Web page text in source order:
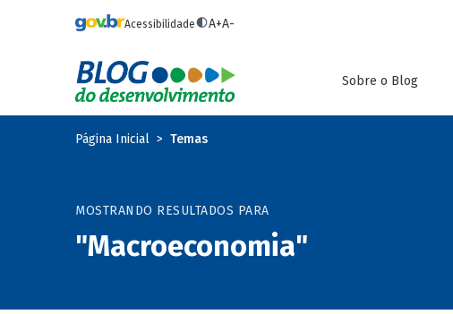
Acessibilidade A+A-
Sobre o Blog
Página Inicial Temas
MOSTRANDO RESULTADOS PARA
"Macroeconomia"